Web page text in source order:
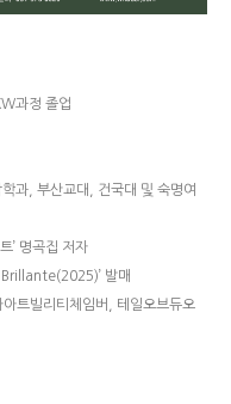
과정 졸업
과, 부산교대, 건국대 및 숙명여
’ 명곡집 저자
발매
트빌리티체임버, 테일오브듀오